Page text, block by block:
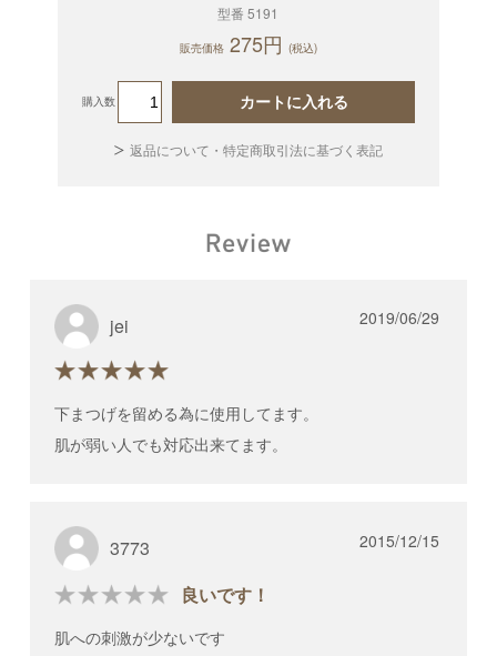
型番 5191
販売価格 275円 (税込)
購入数 カートに入れる
返品について・特定商取引法に基づく表記
jei 2019/06/29
下まつげを留める為に使用してます。
肌が弱い人でも対応出来てます。
3773
良いです！
2015/12/15
肌への刺激が少ないです